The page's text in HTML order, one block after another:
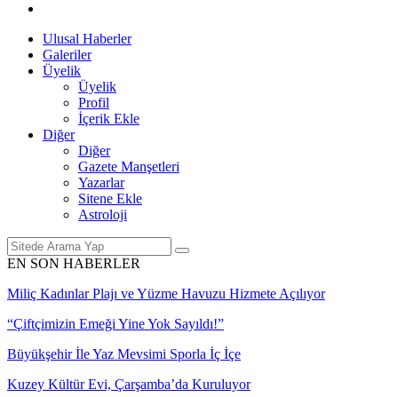
Ulusal Haberler
Galeriler
Üyelik
Üyelik
Profil
İçerik Ekle
Diğer
Diğer
Gazete Manşetleri
Yazarlar
Sitene Ekle
Astroloji
EN SON HABERLER
Miliç Kadınlar Plajı ve Yüzme Havuzu Hizmete Açılıyor